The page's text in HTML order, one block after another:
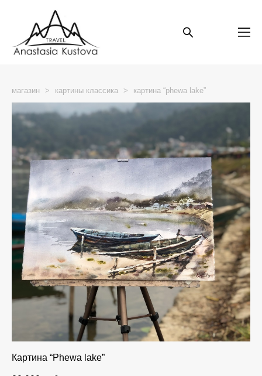
магазин > картины классика > картина “phewa lake”
Картина “Phewa lake”